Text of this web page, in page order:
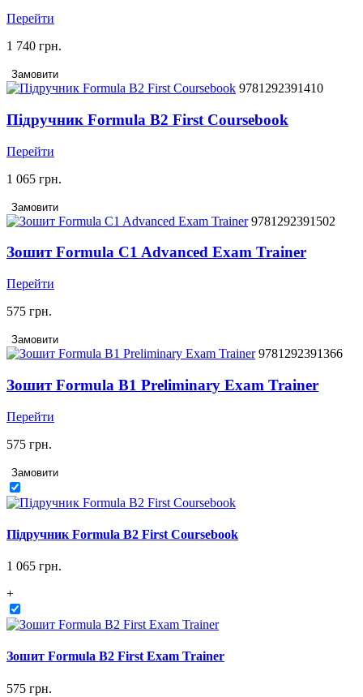
Перейти
1 740 грн.
Замовити
9781292391410
Підручник Formula B2 First Coursebook
Перейти
1 065 грн.
Замовити
9781292391502
Зошит Formula C1 Advanced Exam Trainer
Перейти
575 грн.
Замовити
9781292391366
Зошит Formula B1 Preliminary Exam Trainer
Перейти
575 грн.
Замовити
Підручник Formula B2 First Coursebook
1 065 грн.
+
Зошит Formula B2 First Exam Trainer
575 грн.